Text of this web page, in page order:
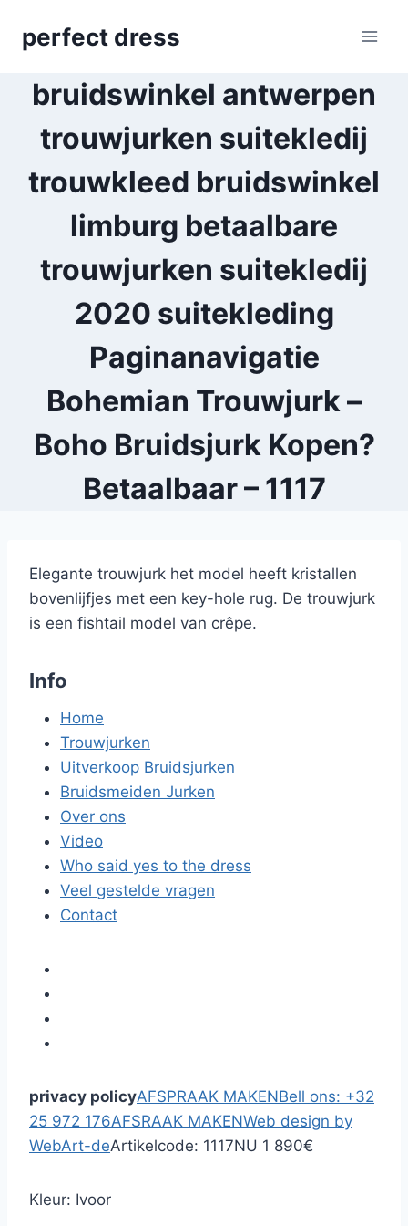
perfect dress
bruidswinkel antwerpen
trouwjurken suitekledij
trouwkleed bruidswinkel
limburg betaalbare
trouwjurken suitekledij
2020 suitekleding
Paginanavigatie
Bohemian Trouwjurk –
Boho Bruidsjurk Kopen?
Betaalbaar – 1117
Elegante trouwjurk het model heeft kristallen
bovenlijfjes met een key-hole rug. De trouwjurk
is een fishtail model van crêpe.
Info
Home
Trouwjurken
Uitverkoop Bruidsjurken
Bruidsmeiden Jurken
Over ons
Video
Who said yes to the dress
Veel gestelde vragen
Contact
privacy policyAFSPRAAK MAKENBell ons: +32
25 972 176AFSRAAK MAKENWeb design by
WebArt-deArtikelcode: 1117NU 1 890€
Kleur: Ivoor